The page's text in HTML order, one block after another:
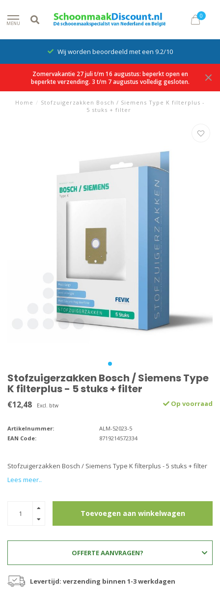
MENU
0
Wij worden beoordeeld met een 9.2/10
Zomervakantie 27 juli t/m 16 augustus: beperkt open en
beperkte verzending. 3 t/m 7 augustus volledig gesloten.
Home / Stofzuigerzakken Bosch / Siemens Type K filterplus -
5 stuks + filter
Stofzuigerzakken Bosch / Siemens Type
K filterplus - 5 stuks + filter
€12,48 Excl. btw Op voorraad
Artikelnummer:
ALM-52023-5
EAN Code:
8719214572334
Stofzuigerzakken Bosch / Siemens Type K filterplus - 5 stuks + filter
Lees meer..
Toevoegen aan winkelwagen
OFFERTE AANVRAGEN?
Levertijd: verzending binnen 1-3 werkdagen